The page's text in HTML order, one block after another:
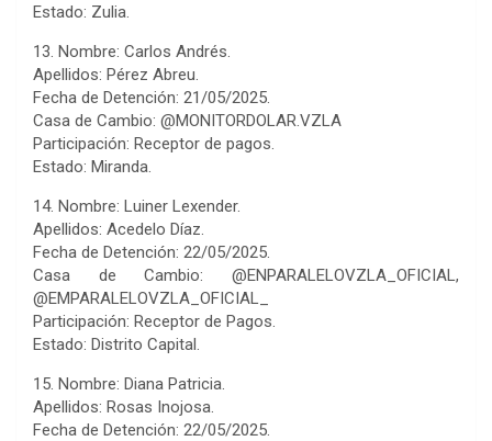
Estado: Zulia.
13. Nombre: Carlos Andrés.
Apellidos: Pérez Abreu.
Fecha de Detención: 21/05/2025.
Casa de Cambio: @MONITORDOLAR.VZLA
Participación: Receptor de pagos.
Estado: Miranda.
14. Nombre: Luiner Lexender.
Apellidos: Acedelo Díaz.
Fecha de Detención: 22/05/2025.
Casa de Cambio: @ENPARALELOVZLA_OFICIAL,
@EMPARALELOVZLA_OFICIAL_
Participación: Receptor de Pagos.
Estado: Distrito Capital.
15. Nombre: Diana Patricia.
Apellidos: Rosas Inojosa.
Fecha de Detención: 22/05/2025.